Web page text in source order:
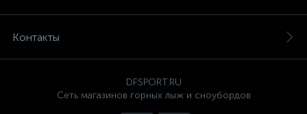
Контакты
DFSPORT.RU
Сеть магазинов горных лыж и сноубордов